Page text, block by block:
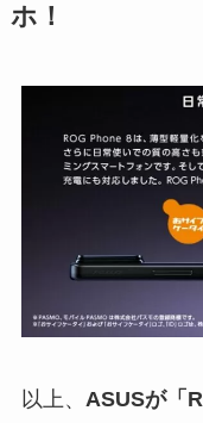
ホ！
以上、 ASUSが「